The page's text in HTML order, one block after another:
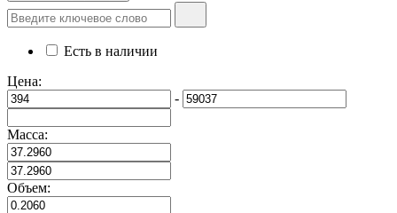
Есть в наличии
Цена:
-
Масса:
Объем: